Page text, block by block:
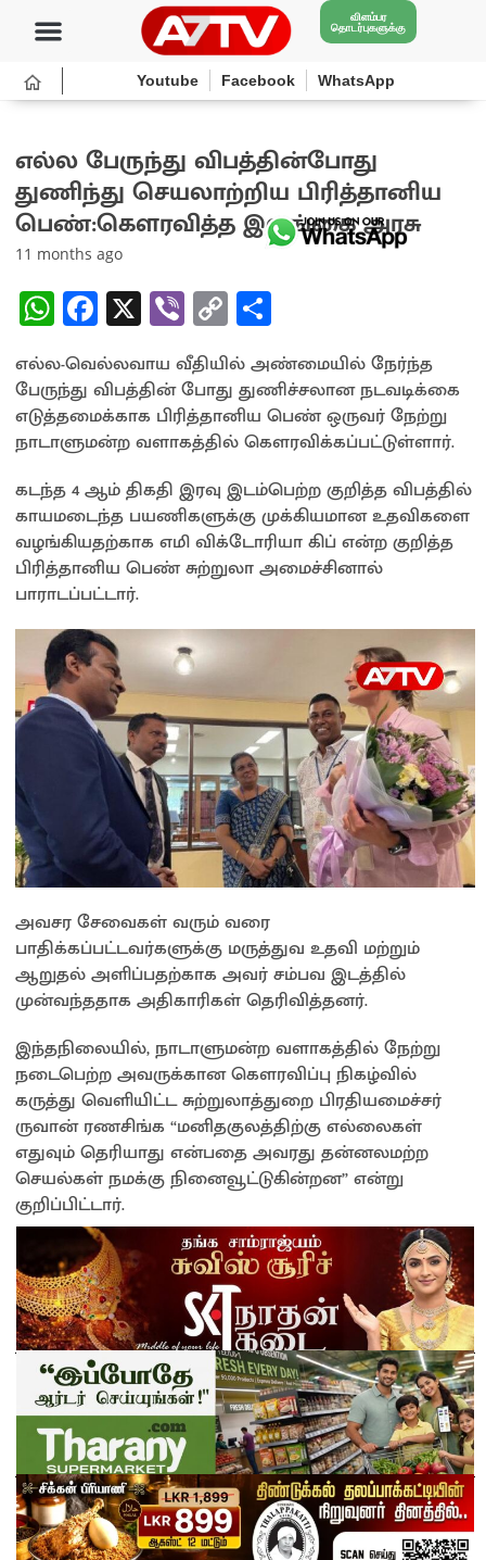
விளம்பர
தொடர்புகளுக்கு
Youtube Facebook WhatsApp
எல்ல பேருந்து விபத்தின்போது
துணிந்து செயலாற்றிய பிரித்தானிய
பெண்:கௌரவித்த இலங்கை அரசு
11 months ago
W
h
at
sA
p
p
Fa
ce
b
o
o
k
X Vi
b
er
C
o
py
Li
n
k
h
ar
e
எல்ல-வெல்லவாய வீதியில் அண்மையில் நேர்ந்த
பேருந்து விபத்தின் போது துணிச்சலான நடவடிக்கை
எடுத்தமைக்காக பிரித்தானிய பெண் ஒருவர் நேற்று
நாடாளுமன்ற வளாகத்தில் கௌரவிக்கப்பட்டுள்ளார்.
கடந்த 4 ஆம் திகதி இரவு இடம்பெற்ற குறித்த விபத்தில்
காயமடைந்த பயணிகளுக்கு முக்கியமான உதவிகளை
வழங்கியதற்காக எமி விக்டோரியா கிப் என்ற குறித்த
பிரித்தானிய பெண் சுற்றுலா அமைச்சினால்
பாராடப்பட்டார்.
அவசர சேவைகள் வரும் வரை
பாதிக்கப்பட்டவர்களுக்கு மருத்துவ உதவி மற்றும்
ஆறுதல் அளிப்பதற்காக அவர் சம்பவ இடத்தில்
முன்வந்ததாக அதிகாரிகள் தெரிவித்தனர்.
இந்தநிலையில், நாடாளுமன்ற வளாகத்தில் நேற்று
நடைபெற்ற அவருக்கான கௌரவிப்பு நிகழ்வில்
கருத்து வெளியிட்ட சுற்றுலாத்துறை பிரதியமைச்சர்
ருவான் ரணசிங்க “மனிதகுலத்திற்கு எல்லைகள்
எதுவும் தெரியாது என்பதை அவரது தன்னலமற்ற
செயல்கள் நமக்கு நினைவூட்டுகின்றன” என்று
குறிப்பிட்டார்.